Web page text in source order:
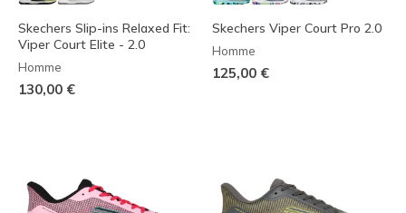
Skechers Slip-ins Relaxed Fit:
Viper Court Elite - 2.0
Homme
130,00 €
Skechers Viper Court Pro 2.0
Homme
125,00 €